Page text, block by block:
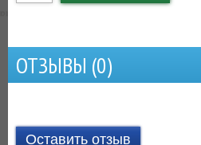
ОТЗЫВЫ (0)
Оставить отзыв